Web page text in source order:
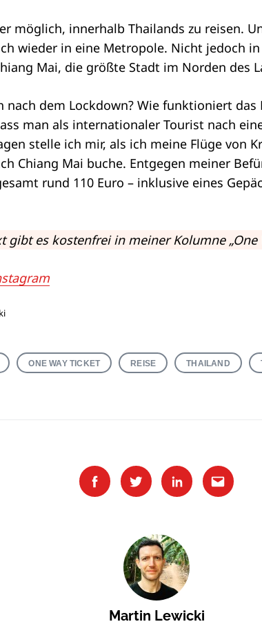
möglich, innerhalb Thailands zu reisen.
wieder in eine Metropole. Nicht jedoch
Mai, die größte Stadt im Norden des
nach dem Lockdown? Wie funktioniert das
man als internationaler Tourist nach
stelle ich mir, als ich meine Flüge von
Chiang Mai buche. Entgegen meiner
rund 110 Euro – inklusive eines
gibt es kostenfrei in meiner Kolumne „One
ONE WAY TICKET REISE THAILAND
FacebookTwitterLinkedinEmail
Martin Lewicki